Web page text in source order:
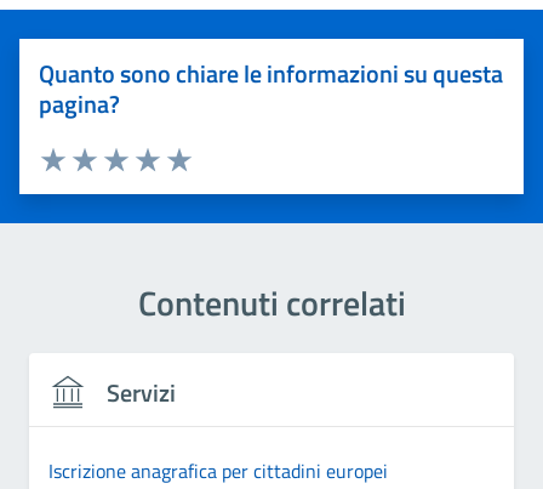
Quanto sono chiare le informazioni su questa
pagina?
Valuta 5 stelle su 5
Valuta 4 stelle su 5
Valuta 3 stelle su 5
Valuta 2 stelle su 5
Valuta 1 stelle su 5
Contenuti correlati
Servizi
Iscrizione anagrafica per cittadini europei